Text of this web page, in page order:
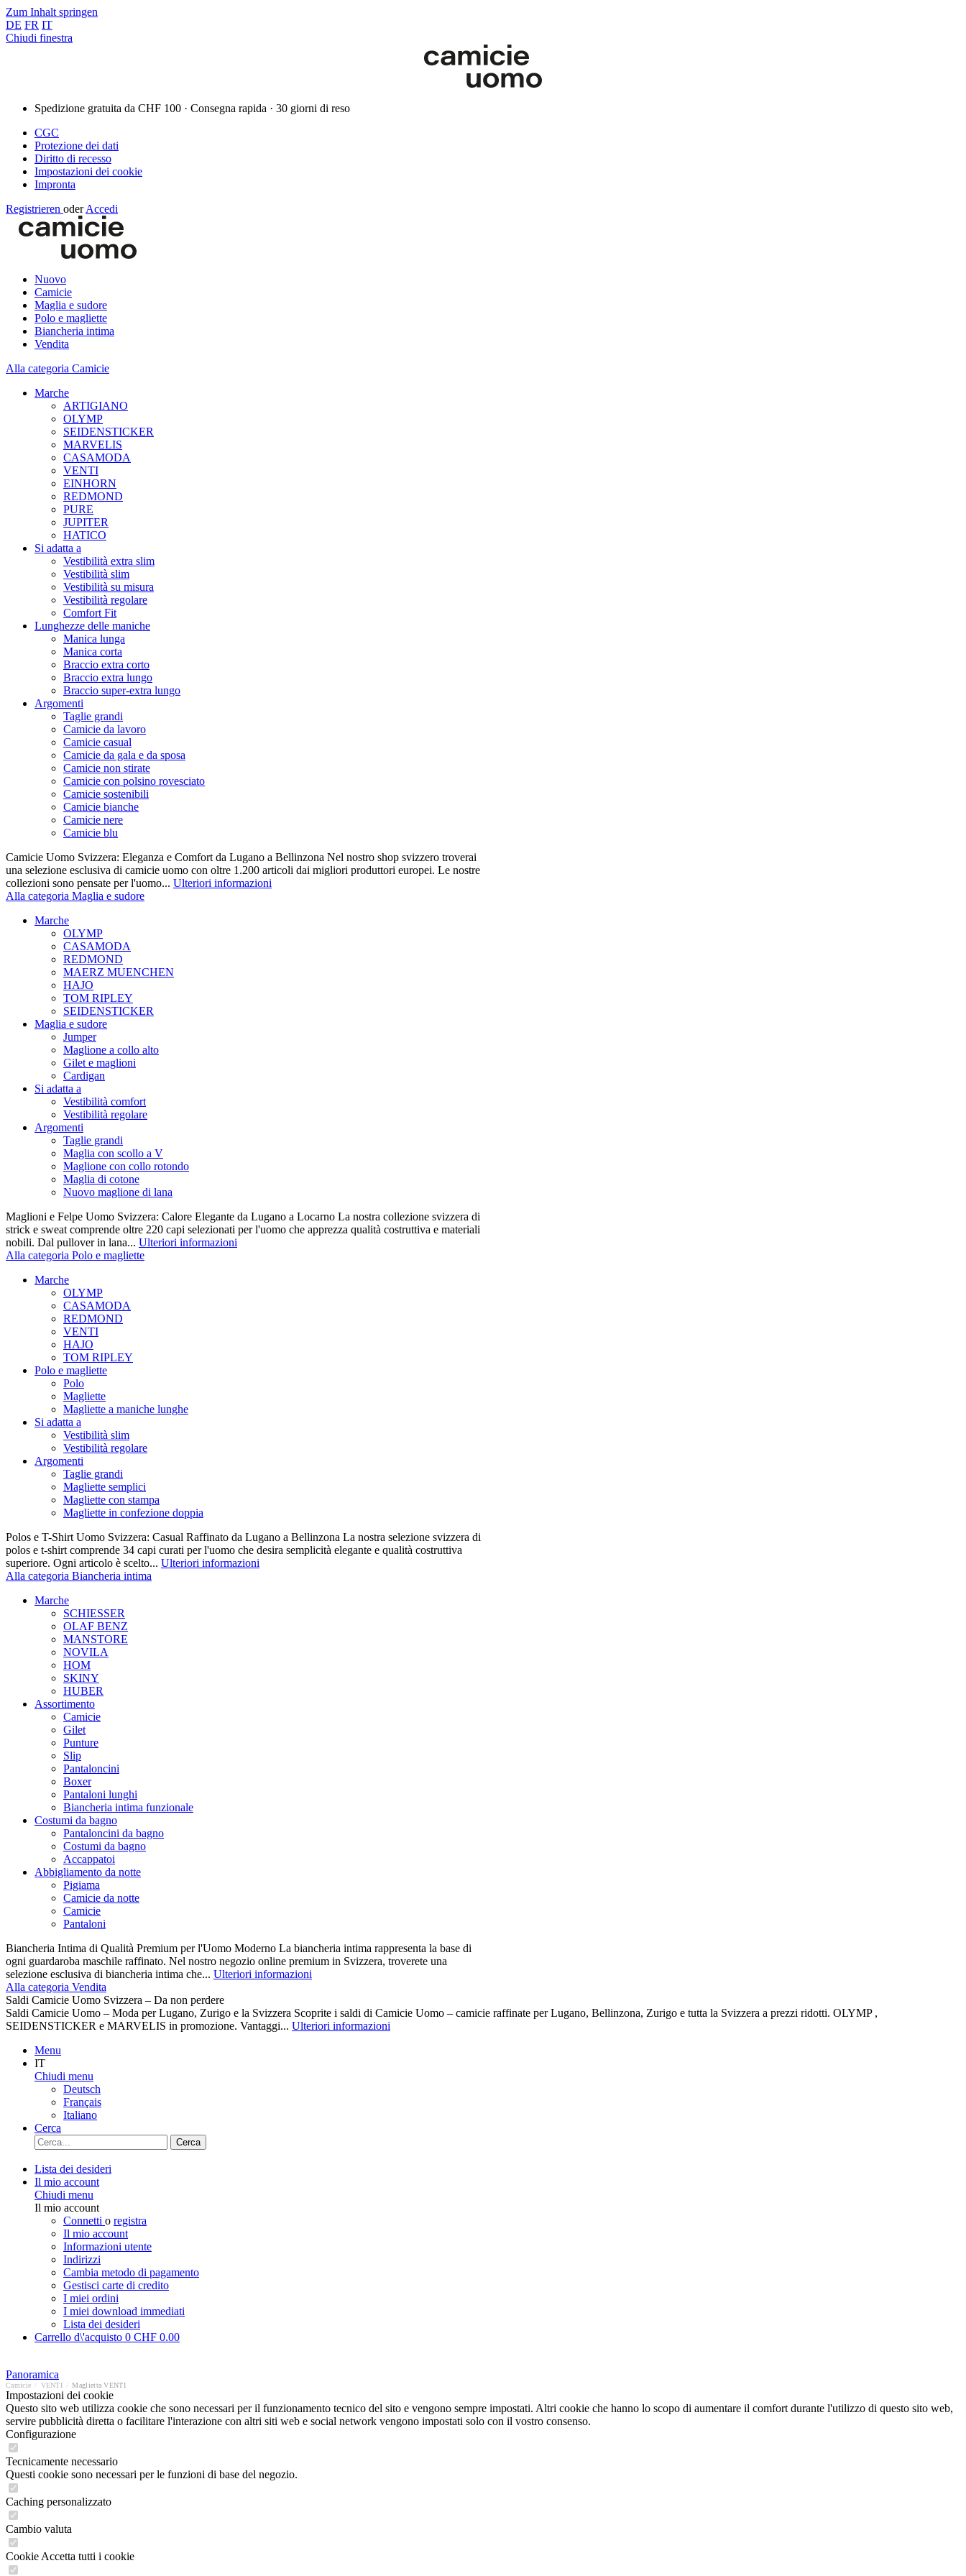
Zum Inhalt springen
DE FR IT
Chiudi finestra
Spedizione gratuita da CHF 100 · Consegna rapida · 30 giorni di reso
CGC
Protezione dei dati
Diritto di recesso
Impostazioni dei cookie
Impronta
Registrieren oder Accedi
Nuovo
Camicie
Maglia e sudore
Polo e magliette
Biancheria intima
Vendita
Alla categoria Camicie
Marche
ARTIGIANO
OLYMP
SEIDENSTICKER
MARVELIS
CASAMODA
VENTI
EINHORN
REDMOND
PURE
JUPITER
HATICO
Si adatta a
Vestibilità extra slim
Vestibilità slim
Vestibilità su misura
Vestibilità regolare
Comfort Fit
Lunghezze delle maniche
Manica lunga
Manica corta
Braccio extra corto
Braccio extra lungo
Braccio super-extra lungo
Argomenti
Taglie grandi
Camicie da lavoro
Camicie casual
Camicie da gala e da sposa
Camicie non stirate
Camicie con polsino rovesciato
Camicie sostenibili
Camicie bianche
Camicie nere
Camicie blu
Camicie Uomo Svizzera: Eleganza e Comfort da Lugano a Bellinzona Nel nostro shop svizzero troverai
una selezione esclusiva di camicie uomo con oltre 1.200 articoli dai migliori produttori europei. Le nostre
collezioni sono pensate per l'uomo... Ulteriori informazioni
Alla categoria Maglia e sudore
Marche
OLYMP
CASAMODA
REDMOND
MAERZ MUENCHEN
HAJO
TOM RIPLEY
SEIDENSTICKER
Maglia e sudore
Jumper
Maglione a collo alto
Gilet e maglioni
Cardigan
Si adatta a
Vestibilità comfort
Vestibilità regolare
Argomenti
Taglie grandi
Maglia con scollo a V
Maglione con collo rotondo
Maglia di cotone
Nuovo maglione di lana
Maglioni e Felpe Uomo Svizzera: Calore Elegante da Lugano a Locarno La nostra collezione svizzera di
strick e sweat comprende oltre 220 capi selezionati per l'uomo che apprezza qualità costruttiva e materiali
nobili. Dal pullover in lana... Ulteriori informazioni
Alla categoria Polo e magliette
Marche
OLYMP
CASAMODA
REDMOND
VENTI
HAJO
TOM RIPLEY
Polo e magliette
Polo
Magliette
Magliette a maniche lunghe
Si adatta a
Vestibilità slim
Vestibilità regolare
Argomenti
Taglie grandi
Magliette semplici
Magliette con stampa
Magliette in confezione doppia
Polos e T-Shirt Uomo Svizzera: Casual Raffinato da Lugano a Bellinzona La nostra selezione svizzera di
polos e t-shirt comprende 34 capi curati per l'uomo che desira semplicità elegante e qualità costruttiva
superiore. Ogni articolo è scelto... Ulteriori informazioni
Alla categoria Biancheria intima
Marche
SCHIESSER
OLAF BENZ
MANSTORE
NOVILA
HOM
SKINY
HUBER
Assortimento
Camicie
Gilet
Punture
Slip
Pantaloncini
Boxer
Pantaloni lunghi
Biancheria intima funzionale
Costumi da bagno
Pantaloncini da bagno
Costumi da bagno
Accappatoi
Abbigliamento da notte
Pigiama
Camicie da notte
Camicie
Pantaloni
Biancheria Intima di Qualità Premium per l'Uomo Moderno La biancheria intima rappresenta la base di
ogni guardaroba maschile raffinato. Nel nostro negozio online premium in Svizzera, troverete una
selezione esclusiva di biancheria intima che... Ulteriori informazioni
Alla categoria Vendita
Saldi Camicie Uomo Svizzera – Da non perdere
Saldi Camicie Uomo – Moda per Lugano, Zurigo e la Svizzera Scoprite i saldi di Camicie Uomo – camicie raffinate per Lugano, Bellinzona, Zurigo e tutta la Svizzera a prezzi ridotti. OLYMP ,
SEIDENSTICKER e MARVELIS in promozione. Vantaggi... Ulteriori informazioni
Menu
IT
Chiudi menu
Deutsch
Français
Italiano
Cerca
Cerca
Lista dei desideri
Il mio account
Chiudi menu
Il mio account
Connetti o registra
Il mio account
Informazioni utente
Indirizzi
Cambia metodo di pagamento
Gestisci carte di credito
I miei ordini
I miei download immediati
Lista dei desideri
Carrello d\'acquisto 0 CHF 0.00
Panoramica
Camicie VENTI Maglietta VENTI
Impostazioni dei cookie
Questo sito web utilizza cookie che sono necessari per il funzionamento tecnico del sito e vengono sempre impostati. Altri cookie che hanno lo scopo di aumentare il comfort durante l'utilizzo di questo sito web,
servire pubblicità diretta o facilitare l'interazione con altri siti web e social network vengono impostati solo con il vostro consenso.
Configurazione
Tecnicamente necessario
Questi cookie sono necessari per le funzioni di base del negozio.
Caching personalizzato
Cambio valuta
Cookie Accetta tutti i cookie